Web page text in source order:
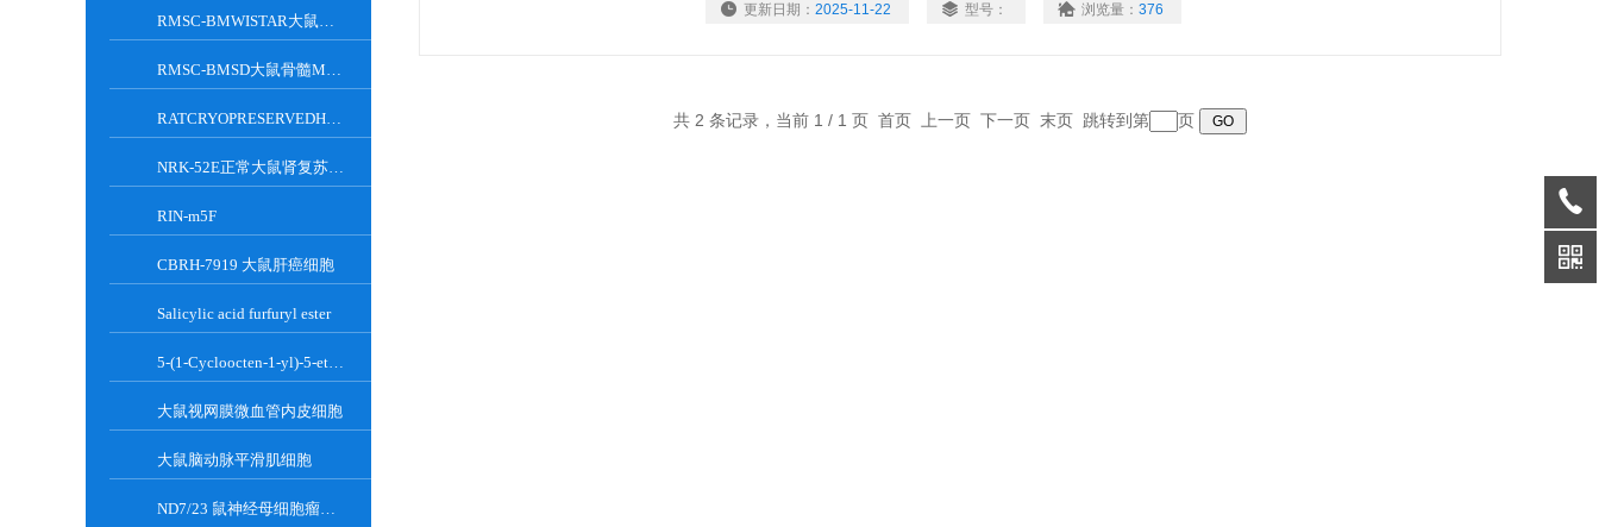
RMSC-BMWISTAR大鼠骨髓MSC细胞
RMSC-BMSD大鼠骨髓MSC细胞
RATCRYOPRESERVEDHEPATOCYTES大鼠肝脏实质细胞
NRK-52E正常大鼠肾复苏细胞(附STR鉴定报告)
RIN-m5F
CBRH-7919 大鼠肝癌细胞
Salicylic acid furfuryl ester
5-(1-Cycloocten-1-yl)-5-ethylbarbituric acid
大鼠视网膜微血管内皮细胞
大鼠脑动脉平滑肌细胞
ND7/23 鼠神经母细胞瘤细胞系
更新日期： 2025-11-22 型号： 浏览量： 376
共 2 条记录，当前 1 / 1 页 首页 上一页 下一页 末页 跳转到第 页